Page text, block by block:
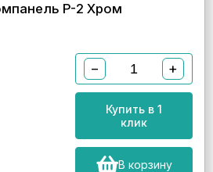
P-2 Хром
− +
Купить в 1
клик
В корзину